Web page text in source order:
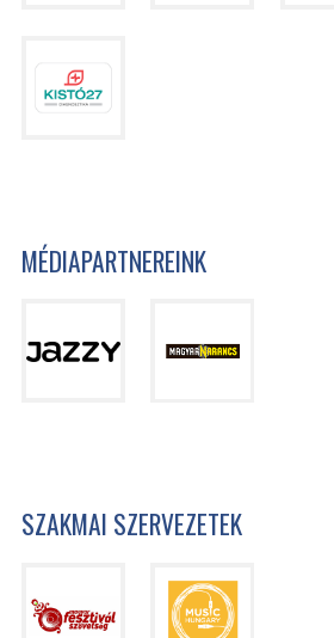
MÉDIAPARTNEREINK
SZAKMAI SZERVEZETEK